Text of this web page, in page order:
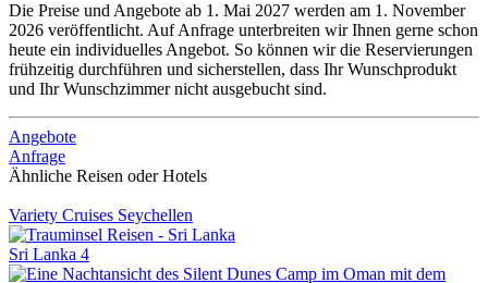
Die Preise und Angebote ab 1. Mai 2027 werden am 1. November
2026 veröffentlicht. Auf Anfrage unterbreiten wir Ihnen gerne schon
heute ein individuelles Angebot. So können wir die Reservierungen
frühzeitig durchführen und sicherstellen, dass Ihr Wunschprodukt
und Ihr Wunschzimmer nicht ausgebucht sind.
Angebote
Anfrage
Ähnliche Reisen oder Hotels
Variety Cruises Seychellen
Sri Lanka 4